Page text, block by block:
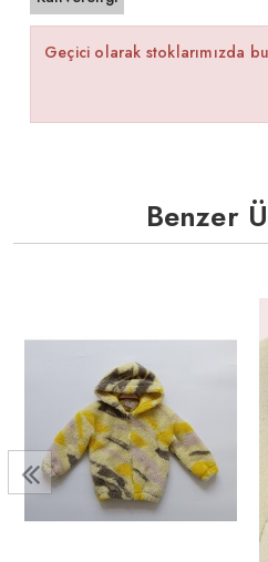
Geçici olarak stoklarımızda
Benzer